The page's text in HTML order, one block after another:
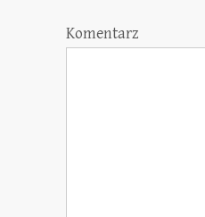
Komentarz